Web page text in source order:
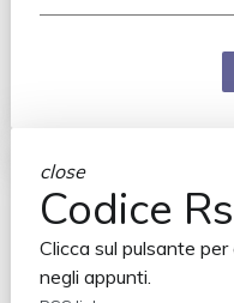
close
Codice
Clicca sul pulsante per
negli appunti.